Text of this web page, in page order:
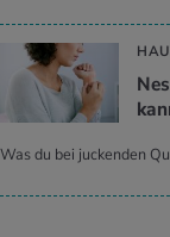
Was du bei juckenden